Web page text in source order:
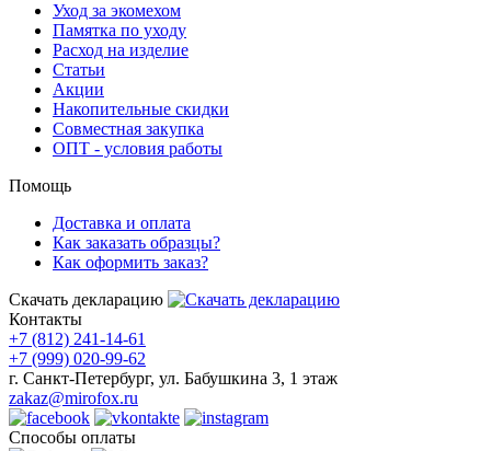
Уход за экомехом
Памятка по уходу
Расход на изделие
Статьи
Акции
Накопительные скидки
Совместная закупка
ОПТ - условия работы
Помощь
Доставка и оплата
Как заказать образцы?
Как оформить заказ?
Скачать декларацию
Контакты
+7 (812) 241-14-61
+7 (999) 020-99-62
г. Санкт-Петербург, ул. Бабушкина 3, 1 этаж
zakaz@mirofox.ru
Способы оплаты